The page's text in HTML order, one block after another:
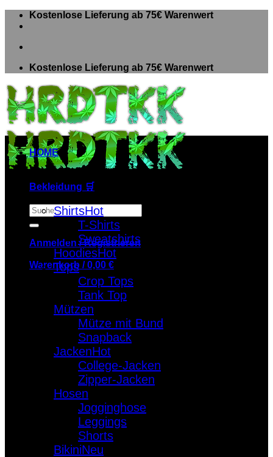
Zum
Inhalt
Kostenlose Lieferung ab 75€ Warenwert
Kostenlose Lieferung ab 75€ Warenwert
Suche
nach:
Anmelden / Registrieren
Warenkorb /0,00 €
Warenkorb
Es befinden sich keine Produkte im Warenkorb.
HOME
Bekleidung 🛒
Shirts
T-Shirts
Sweatshirts
Hoodies
Tops
Crop Tops
Tank Top
Mützen
Mütze mit Bund
Snapback
Jacken
College-Jacken
Zipper-Jacken
Hosen
Jogginghose
Leggings
Shorts
Bikini